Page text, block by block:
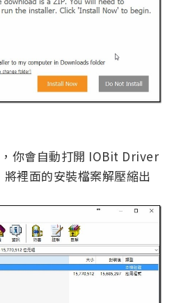
你會自動打開 IOBit Driver
裡面的安裝檔案解壓縮出